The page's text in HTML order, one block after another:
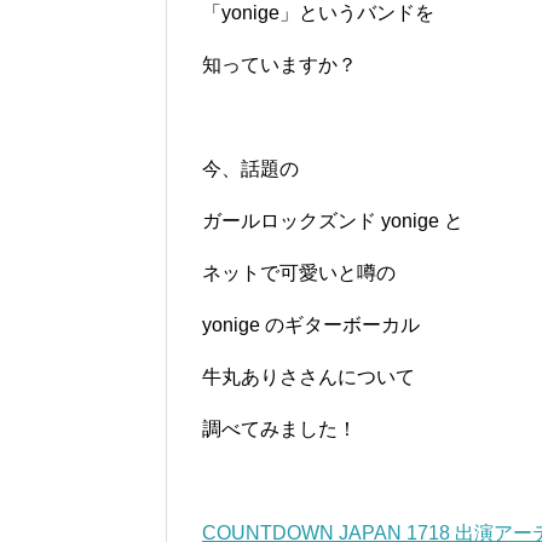
「yonige」というバンドを
知っていますか？
今、話題の
ガールロックズンド yonige と
ネットで可愛いと噂の
yonige のギターボーカル
牛丸ありささんについて
調べてみました！
COUNTDOWN JAPAN 1718 出演アー